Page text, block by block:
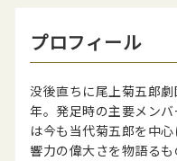
プロフィール
没後直ちに尾上菊五郎
年。発足時の主要メン
は今も当代菊五郎を中
響力の偉大さを物語るも